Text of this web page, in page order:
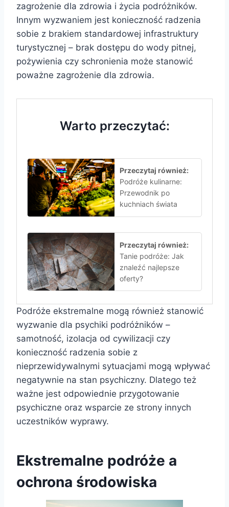
zagrożenie dla zdrowia i życia podróżników.
Innym wyzwaniem jest konieczność radzenia
sobie z brakiem standardowej infrastruktury
turystycznej – brak dostępu do wody pitnej,
pożywienia czy schronienia może stanowić
poważne zagrożenie dla zdrowia.
Warto przeczytać:
Przeczytaj również:
Podróże kulinarne:
Przewodnik po
kuchniach świata
Przeczytaj również:
Tanie podróże: Jak
znaleźć najlepsze
oferty?
Podróże ekstremalne mogą również stanowić
wyzwanie dla psychiki podróżników –
samotność, izolacja od cywilizacji czy
konieczność radzenia sobie z
nieprzewidywalnymi sytuacjami mogą wpływać
negatywnie na stan psychiczny. Dlatego też
ważne jest odpowiednie przygotowanie
psychiczne oraz wsparcie ze strony innych
uczestników wyprawy.
Ekstremalne podróże a
ochrona środowiska